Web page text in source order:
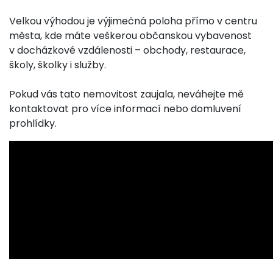
Velkou výhodou je výjimečná poloha přímo v centru
města, kde máte veškerou občanskou vybavenost
v docházkové vzdálenosti – obchody, restaurace,
školy, školky i služby.
Pokud vás tato nemovitost zaujala, neváhejte mě
kontaktovat pro více informací nebo domluvení
prohlídky.